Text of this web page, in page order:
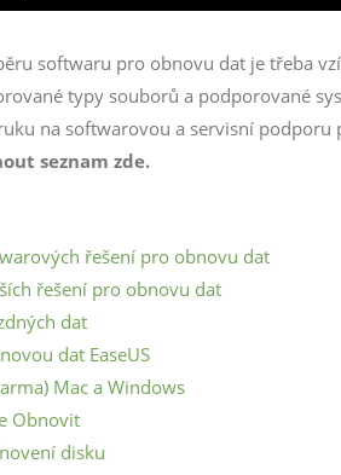
softwaru pro obnovu dat je třeba
typy souborů a podporované
na softwarovou a servisní podporu
seznam zde.
řešení pro obnovu dat
řešení pro obnovu dat
dat
dat EaseUS
Mac a Windows
Obnovit
disku